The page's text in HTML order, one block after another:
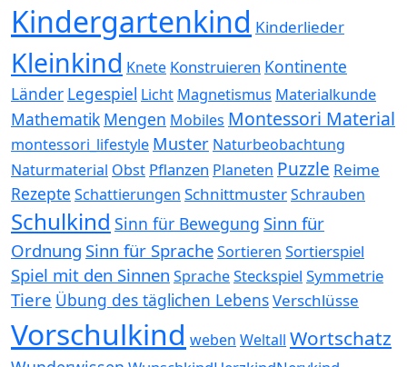
Kindergartenkind Kinderlieder
Kleinkind Knete Konstruieren Kontinente
Länder Legespiel Licht Magnetismus Materialkunde
Mathematik Mengen Mobiles Montessori Material
montessori_lifestyle Muster Naturbeobachtung
Naturmaterial Obst Pflanzen Planeten Puzzle Reime
Rezepte Schattierungen SchnittmusterSchrauben
Schulkind Sinn für Bewegung Sinn für
Ordnung Sinn für SpracheSortieren Sortierspiel
Spiel mit den Sinnen SpracheSteckspiel Symmetrie
Tiere Übung des täglichen LebensVerschlüsse
Vorschulkind weben Weltall Wortschatz